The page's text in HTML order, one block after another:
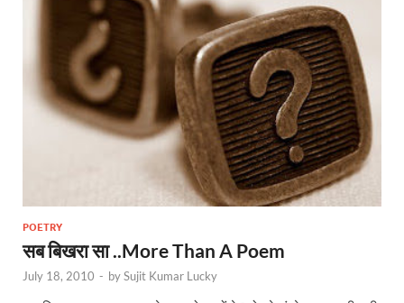
POETRY
सब बिखरा सा ..More Than A Poem
July 18, 2010 - bySujit Kumar Lucky